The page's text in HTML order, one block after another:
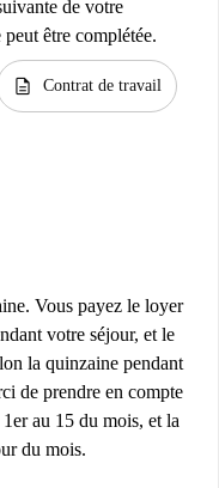
de votre
être complétée.
description Contrat de travail
Vous payez le loyer
votre séjour, et le
la quinzaine pendant
de prendre en compte
au 15 du mois, et la
du mois.